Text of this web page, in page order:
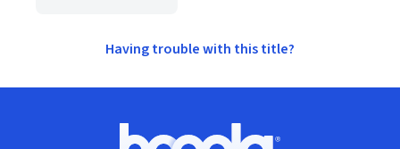
Having trouble with this title?